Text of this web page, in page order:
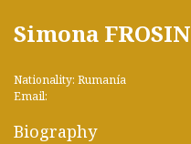
Simona FROSIN
Nationality: Rumanía
Email:
Biography